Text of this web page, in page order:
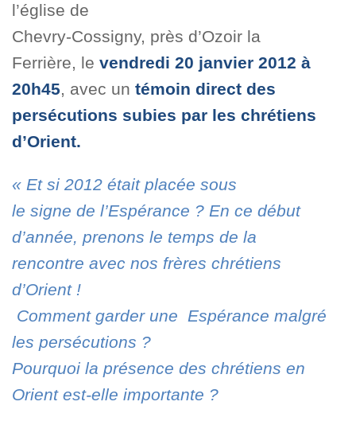
l’église de
Chevry-Cossigny, près d’Ozoir la
Ferrière, le vendredi 20 janvier 2012 à
20h45, avec un témoin direct des
persécutions subies par les chrétiens
d’Orient.
« Et si 2012 était placée sous
le signe de l’Espérance ? En ce début
d’année, prenons le temps de la
rencontre avec nos frères chrétiens
d’Orient !
Comment garder une Espérance malgré
les persécutions ?
Pourquoi la présence des chrétiens en
Orient est-elle importante ?